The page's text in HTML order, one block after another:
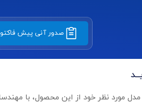
صدور آنی پیش
مدل مورد نظر خود از این محصول، با